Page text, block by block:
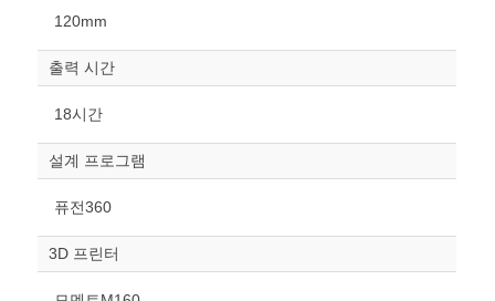
조정“ 버튼을 눌러주세요.
너비
높이
mm
폭
mm
스케일
120mm
출력 시간
18시간
설계 프로그램
퓨전360
3D 프린터